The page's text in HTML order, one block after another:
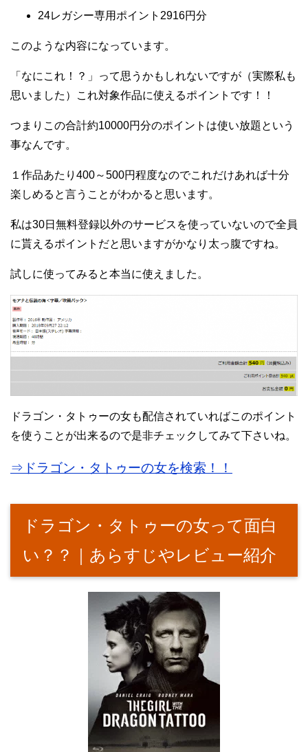
24レガシー専用ポイント2916円分
このような内容になっています。
「なにこれ！？」って思うかもしれないですが（実際私も
思いました）これ対象作品に使えるポイントです！！
つまりこの合計約10000円分のポイントは使い放題という
事なんです。
１作品あたり400～500円程度なのでこれだけあれば十分
楽しめると言うことがわかると思います。
私は30日無料登録以外のサービスを使っていないので全員
に貰えるポイントだと思いますがかなり太っ腹ですね。
試しに使ってみると本当に使えました。
ドラゴン・タトゥーの女も配信されていればこのポイント
を使うことが出来るので是非チェックしてみて下さいね。
⇒ドラゴン・タトゥーの女を検索！！
ドラゴン・タトゥーの女って面白
い？？｜あらすじやレビュー紹介